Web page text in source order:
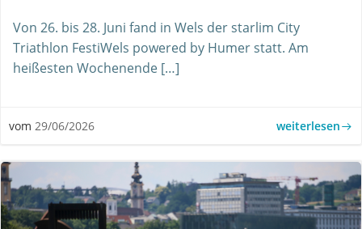
Von 26. bis 28. Juni fand in Wels der starlim City
Triathlon FestiWels powered by Humer statt. Am
heißesten Wochenende […]
vom 29/06/2026 weiterlesen